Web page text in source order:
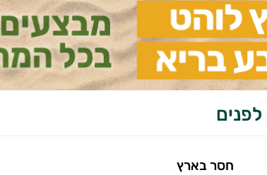
חסר בארץ